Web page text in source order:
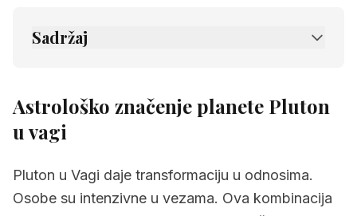
Sadržaj
Astrološko značenje planete Pluton
u vagi
Pluton u Vagi daje transformaciju u odnosima.
Osobe su intenzivne u vezama. Ova kombinacija